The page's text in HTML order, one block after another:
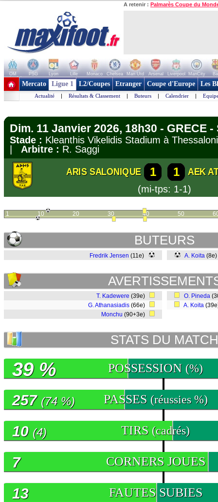
A retenir : Palmarès Coupe du
OM PSG Lyon Lille Monaco Chelsea Man Utd Arsenal Liverpool ManCity
+ de clubs
Mercato Ligue 1 L2/Coupes Etranger Coupe d'Europe Les
Actualité | Résultats & Classement | Buteurs | Calendrier |
Dim. 11 Janvier 2026, 18h30 - GRECE
Stade : Kleanthis Vikelidis Stadium à
Arbitre : R. Saggi
ARIS SALONIQUE 1 1
AEK
(mi-tps: 1-1)
1 10 20 30 40 50
BUTEURS
Fredrik Jensen (11e) A. Koita
T. Kadewere (39e)
G. Athanasiadis (66e)
Monchu (90+3e)
O. Pineda
A. Koita
STATS DU MATCH
POSSESSION (%)
39 %
PASSES (réussies %)
257 (74 %)
TIRS (cadrés)
10 (4)
CORNERS JOUES
7
FAUTES SUBIES
13